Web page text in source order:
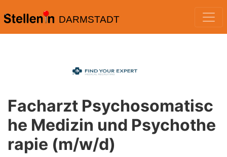
DARMSTADT
Facharzt Psychosomatisc
he Medizin und Psychothe
rapie (m/w/d)